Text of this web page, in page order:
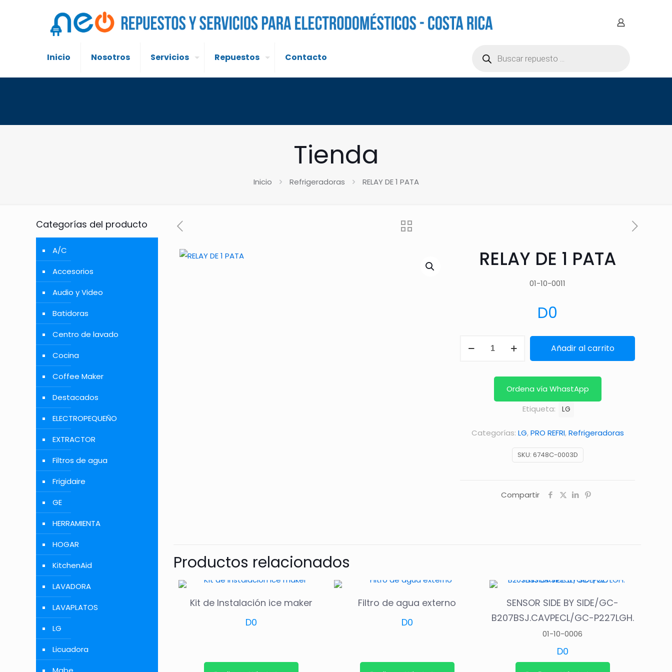
Inicio Nosotros Servicios Repuestos Contacto
productos
Tienda
Inicio Refrigeradoras RELAY DE 1 PATA
RELAY DE 1 PATA
01-10-0011
D0
cantidad
Añadir al carrito
Ordena vía WhastApp
SKU: 6748C-0003D
Categorías: LG,PRO REFRI,Refrigeradoras
Etiqueta: LG
Compartir
Productos relacionados
Kit de Instalación ice maker
D0
Filtro de agua externo
D0
SENSOR SIDE BY SIDE/GC-
B207BSJ.CAVPECL/GC-P227LGH.
01-10-0006
D0
Categorías del producto
A/C
Accesorios
Audio y Video
Batidoras
Centro de lavado
Cocina
Coffee Maker
Destacados
ELECTROPEQUEÑO
EXTRACTOR
Filtros de agua
Frigidaire
GE
HERRAMIENTA
HOGAR
KitchenAid
LAVADORA
LAVAPLATOS
LG
Licuadora